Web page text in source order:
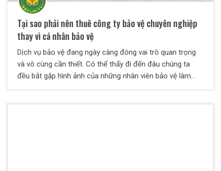
Tại sao phải nên thuê công ty bảo vệ chuyên nghiệp
thay vì cá nhân bảo vệ
Dịch vụ bảo vệ đang ngày càng đóng vai trò quan trọng
và vô cùng cần thiết. Có thể thấy đi đến đâu chúng ta
đều bắt gặp hình ảnh của những nhân viên bảo vệ làm